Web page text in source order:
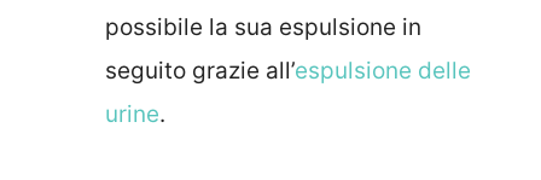
possibile la sua espulsione in
seguito grazie all’espulsione delle
urine.